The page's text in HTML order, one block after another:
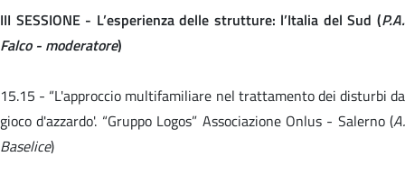
III SESSIONE - L’esperienza delle strutture: l’Italia del Sud (P.A.
Falco - moderatore)
15.15 - “L'approccio multifamiliare nel trattamento dei disturbi da
gioco d'azzardo'. “Gruppo Logos” Associazione Onlus - Salerno (A.
Baselice)